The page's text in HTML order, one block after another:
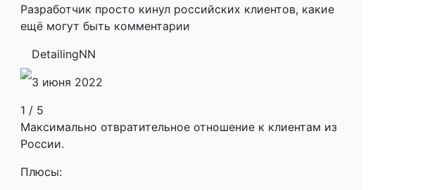
Разработчик просто кинул российских клиентов, какие
ещё могут быть комментарии
DetailingNN
3 июня 2022
1 / 5
Максимально отвратительное отношение к клиентам из
России.
Плюсы: